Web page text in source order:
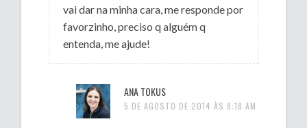
vai dar na minha cara, me responde por
favorzinho, preciso q alguém q
entenda, me ajude!
ANA TOKUS
5 DE AGOSTO DE 2014 ÀS 8:18 AM